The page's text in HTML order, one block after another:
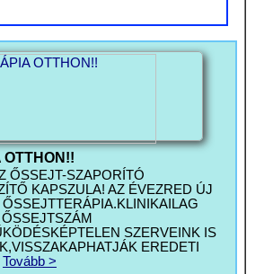
ŐSSEJT-SZAPORÍTÓ
KAPSZULA! AZ ÉVEZRED ÚJ
SZERVEINK IS
EREDETI
Tovább >